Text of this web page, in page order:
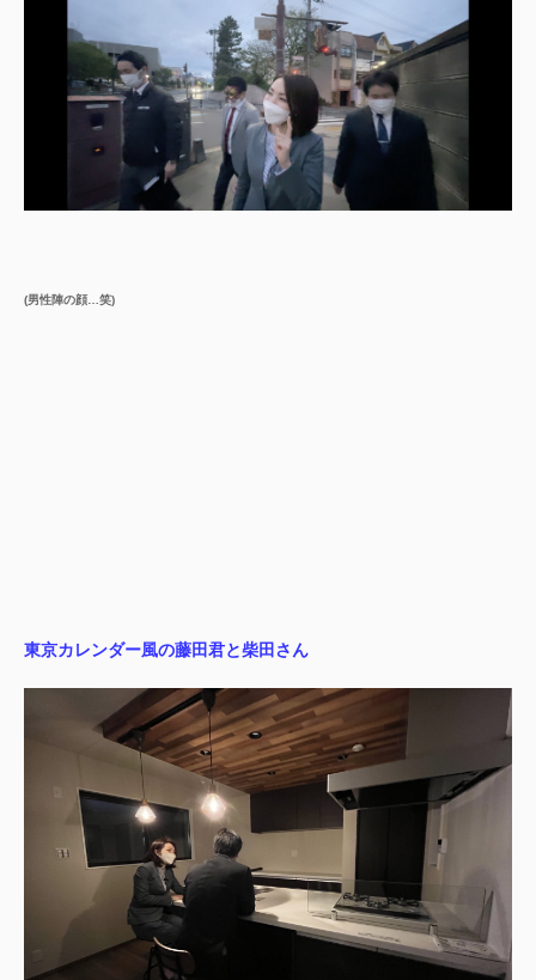
(男性陣の顔…笑)
東京カレンダー風の藤田君と柴田さん